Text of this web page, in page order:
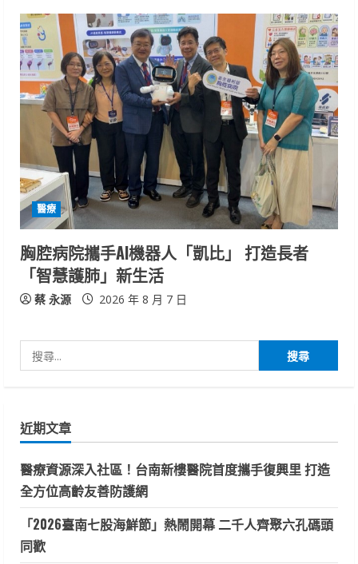
醫療
胸腔病院攜手AI機器人「凱比」 打造長者
「智慧護肺」新生活
蔡 永源 2026 年 8 月 7 日
尋
字:
近期文章
醫療資源深入社區！台南新樓醫院首度攜手復興里 打造
全方位高齡友善防護網
「2026臺南七股海鮮節」熱鬧開幕 二千人齊聚六孔碼頭
同歡